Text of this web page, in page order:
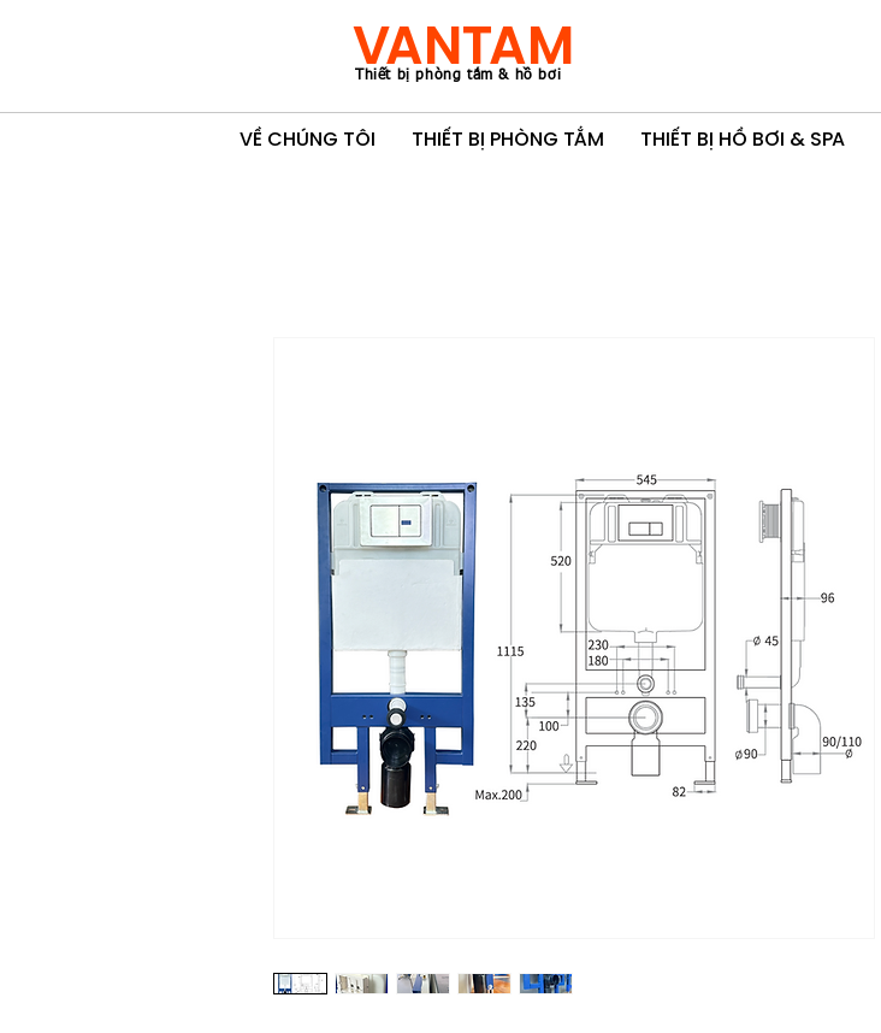
VANTAM
Thiết bị phòng tắm & hồ bơi
VỀ CHÚNG TÔI THIẾT BỊ PHÒNG TẮM THIẾT BỊ HỒ BƠI & SPA